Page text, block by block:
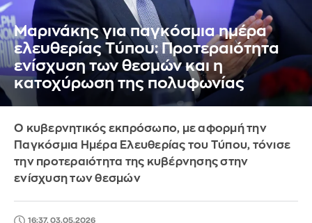
Μαρινάκης για παγκόσμια ημέρα
ελευθερίας Τύπου: Προτεραιότητα
ενίσχυση των θεσμών και η
κατοχύρωση της πολυφωνίας
Ο κυβερνητικός εκπρόσωπο, με αφορμή την
Παγκόσμια Ημέρα Ελευθερίας του Τύπου, τόνισε
την προτεραιότητα της κυβέρνησης στην
ενίσχυση των θεσμών
16:37, 03.05.2026